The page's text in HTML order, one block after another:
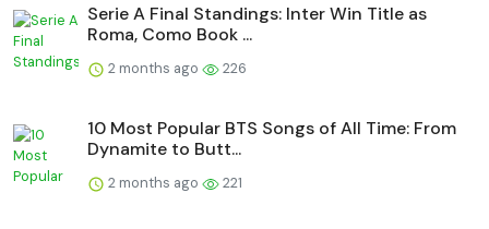
Serie A Final Standings: Inter Win Title as
Roma, Como Book ...
2 months ago 226
10 Most Popular BTS Songs of All Time: From
Dynamite to Butt...
2 months ago 221